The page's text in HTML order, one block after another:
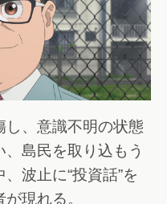
し、意識不明の状態
島民を取り込もう
波止に“投資話”を
現れる。